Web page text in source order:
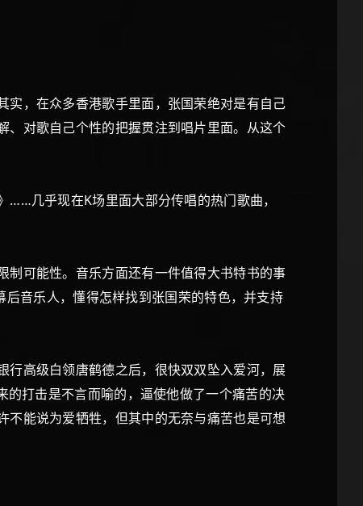
，在众多香港歌手里面，张国荣绝对是有自己
对歌自己个性的把握贯注到唱片里面。从这个
几乎现在K场里面大部分传唱的热门歌曲，
可能性。音乐方面还有一件值得大书特书的事
音乐人，懂得怎样找到张国荣的特色，并支持
高级白领唐鹤德之后，很快双双坠入爱河，展
的打击是不言而喻的，逼使他做了一个痛苦的决
能说为爱牺牲，但其中的无奈与痛苦也是可想